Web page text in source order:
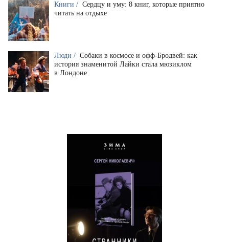
Книги / Сердцу и уму: 8 книг, которые приятно
читать на отдыхе
Люди / Собаки в космосе и офф-Бродвей: как
история знаменитой Лайки стала мюзиклом
в Лондоне